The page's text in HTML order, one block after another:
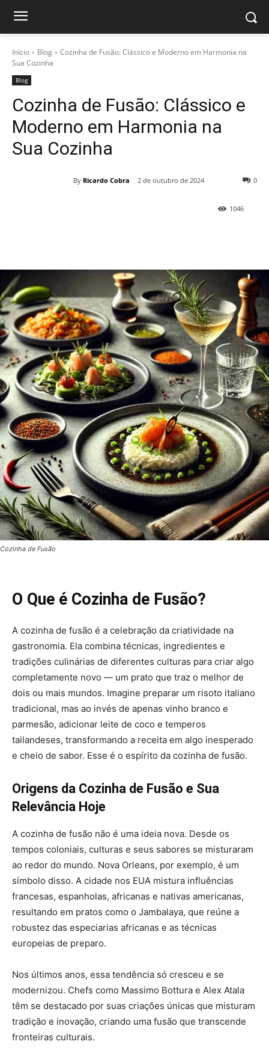
Início Blog
Cozinha de Fusão: Clássico e Moderno em Harmonia na
Sua Cozinha
Blog
Cozinha de Fusão: Clássico e
Moderno em Harmonia na
Sua Cozinha
By Ricardo Cobra 2 de outubro de 2024 0
1046
Cozinha de Fusão
O Que é Cozinha de Fusão?
A cozinha de fusão é a celebração da criatividade na
gastronomia. Ela combina técnicas, ingredientes e
tradições culinárias de diferentes culturas para criar algo
completamente novo — um prato que traz o melhor de
dois ou mais mundos. Imagine preparar um risoto italiano
tradicional, mas ao invés de apenas vinho branco e
parmesão, adicionar leite de coco e temperos
tailandeses, transformando a receita em algo inesperado
e cheio de sabor. Esse é o espírito da cozinha de fusão.
Origens da Cozinha de Fusão e Sua
Relevância Hoje
A cozinha de fusão não é uma ideia nova. Desde os
tempos coloniais, culturas e seus sabores se misturaram
ao redor do mundo. Nova Orleans, por exemplo, é um
símbolo disso. A cidade nos EUA mistura influências
francesas, espanholas, africanas e nativas americanas,
resultando em pratos como o Jambalaya, que reúne a
robustez das especiarias africanas e as técnicas
europeias de preparo​​.
Nos últimos anos, essa tendência só cresceu e se
modernizou. Chefs como Massimo Bottura e Alex Atala
têm se destacado por suas criações únicas que misturam
tradição e inovação, criando uma fusão que transcende
fronteiras culturais​.